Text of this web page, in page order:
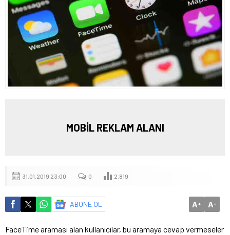
MOBİL REKLAM ALANI
31.01.2019 23:00 0 2.819
ABONE OL A+ A-
FaceTime araması alan kullanıcılar, bu aramaya cevap vermeseler